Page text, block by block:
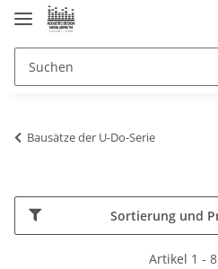
Bausätze der U-Do-Serie
Sortierung und
Artikel 1 -